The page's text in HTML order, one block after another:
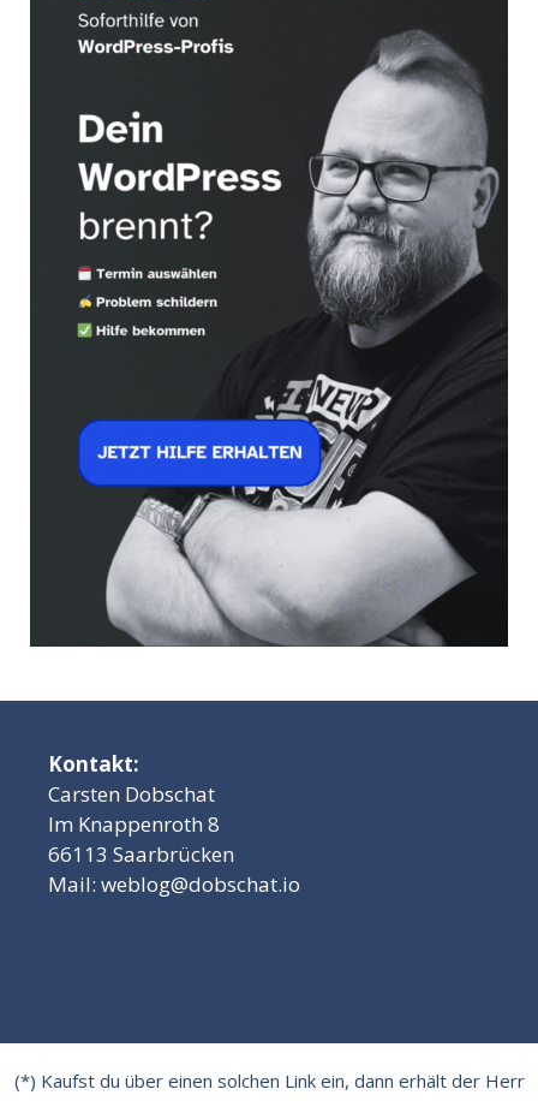
Kontakt:
Carsten Dobschat
Im Knappenroth 8
66113 Saarbrücken
Mail: weblog@dobschat.io
(*) Kaufst du über einen solchen Link ein, dann erhält der Herr